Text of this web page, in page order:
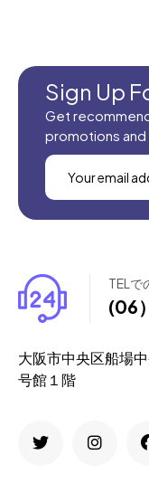
新商品入荷
Sign Up
Get
promotions and
TEL
(06
大阪市中央区船場
号館１階